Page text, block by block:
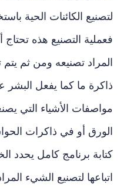
لتصنيع الكائنات الحية
فعملية التصنيع هذه
المراد تصنيعه ومن ثم
ذاكرة ما كما يفعل البشر
مواصفات الأشياء التي
الورق أو في ذاكرات
كتابة برنامج كامل يحدد
اتباعها لتصنيع الشيء